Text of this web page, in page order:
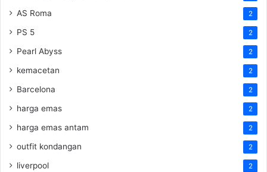
AS Roma 2
PS 5 2
Pearl Abyss 2
kemacetan 2
Barcelona 2
harga emas 2
harga emas antam 2
outfit kondangan 2
liverpool 2